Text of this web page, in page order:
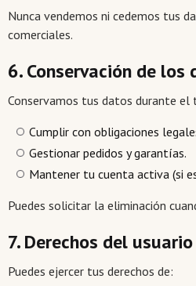
Nunca vendemos ni cedemos tus
comerciales.
6. Conservación de los
Conservamos tus datos durante el
Cumplir con obligaciones
Gestionar pedidos y garantías.
Mantener tu cuenta activa (si
Puedes solicitar la eliminación
7. Derechos del usuario
Puedes ejercer tus derechos de: